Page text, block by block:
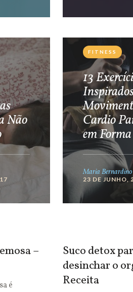
Não
FITNESS
13
Cardio
em Forma
Maria Bernardino
23 DE JUNHO,
–
é
Suco detox
desinchar o
Receita